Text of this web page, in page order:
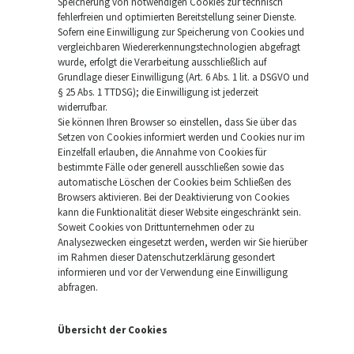
fehlerfreien und optimierten Bereitstellung seiner Dienste.
Sofern eine Einwilligung zur Speicherung von Cookies und
vergleichbaren Wiedererkennungstechnologien abgefragt
wurde, erfolgt die Verarbeitung ausschließlich auf
Grundlage dieser Einwilligung (Art. 6 Abs. 1 lit. a DSGVO und
§ 25 Abs. 1 TTDSG); die Einwilligung ist jederzeit
widerrufbar.
Sie können Ihren Browser so einstellen, dass Sie über das
Setzen von Cookies informiert werden und Cookies nur im
Einzelfall erlauben, die Annahme von Cookies für
bestimmte Fälle oder generell ausschließen sowie das
automatische Löschen der Cookies beim Schließen des
Browsers aktivieren. Bei der Deaktivierung von Cookies
kann die Funktionalität dieser Website eingeschränkt sein.
Soweit Cookies von Drittunternehmen oder zu
Analysezwecken eingesetzt werden, werden wir Sie hierüber
im Rahmen dieser Datenschutzerklärung gesondert
informieren und vor der Verwendung eine Einwilligung
abfragen.
Übersicht der Cookies